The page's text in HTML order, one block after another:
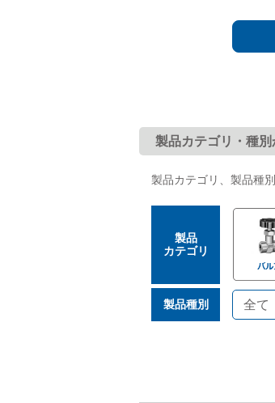
ダウンロ
製品カテゴリ・種別
製品カテゴリ、製品種
製品
カテゴリ
製品種別